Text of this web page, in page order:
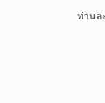
อง ท่านละ